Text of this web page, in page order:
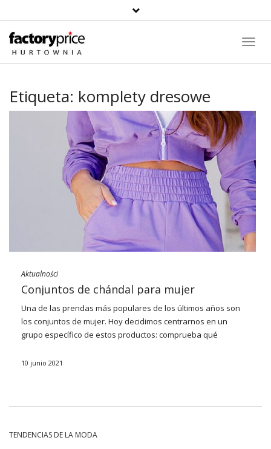
Etiqueta: komplety dresowe
Aktualności
Conjuntos de chándal para mujer
Una de las prendas más populares de los últimos años son
los conjuntos de mujer. Hoy decidimos centrarnos en un
grupo específico de estos productos: comprueba qué
modelos elegir para lucir a la moda y sentirse cómodo.
el estilo. Simplemente agrégueles solo accesorios y tenemos
10 junio 2021
TENDENCIAS DE LA MODA